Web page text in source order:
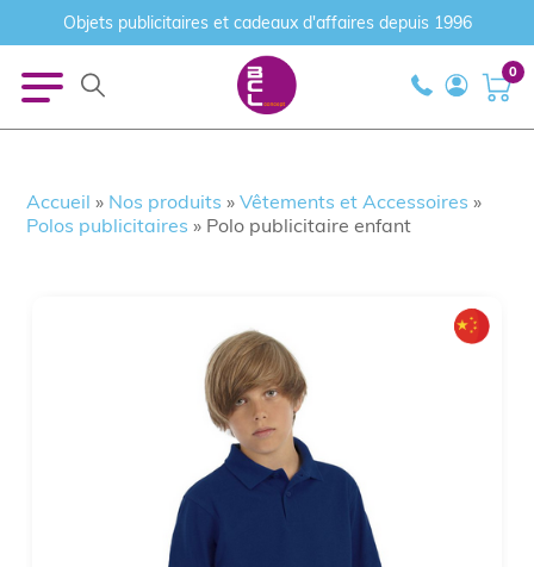
Objets publicitaires et cadeaux d'affaires depuis 1996
0
Accueil » Nos produits »Vêtements et Accessoires »
Polos publicitaires » Polo publicitaire enfant